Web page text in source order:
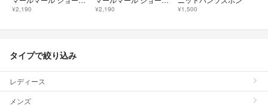
¥2,190 ¥2,190 ¥1,500
タイプで絞り込み
レディース
メンズ